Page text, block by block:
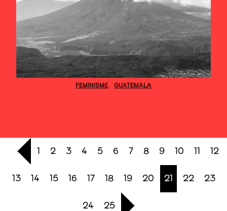
FEMINISME GUATEMALA
1 2 3 4 5 6 7 8 9 10 11 12
13 14 15 16 17 18 19 20 21 22 23
24 25